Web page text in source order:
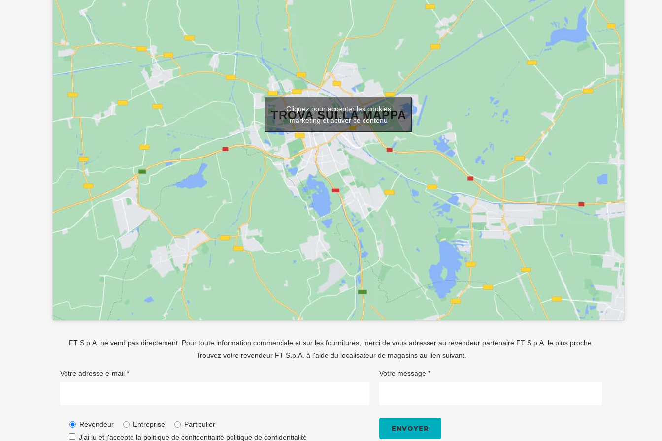
TROVA SULLA MAPPA
Cliquez pour accepter les cookies
marketing et activer ce contenu
FT S.p.A. ne vend pas directement. Pour toute information commerciale et sur les fournitures, merci de vous adresser au revendeur partenaire FT S.p.A. le plus proche.
Trouvez votre revendeur FT S.p.A. à l'aide du localisateur de magasinsau lien suivant.
Votre adresse e-mail *
Revendeur Entreprise
Particulier
J'ai lu et j'accepte la politique de confidentialité politique de confidentialité
Votre message *